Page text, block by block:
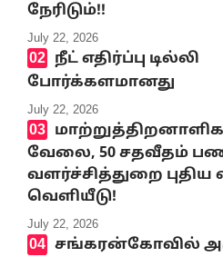
நேரிடும்!!
July 22, 2026
நீட் எதிர்ப்பு டில்லி
போர்க்களமானது
July 22, 2026
வேலை, 50 சதவீதம்
வளர்ச்சித்துறை புதிய
வெளியீடு!
July 22, 2026
சங்கரன்கோவில்